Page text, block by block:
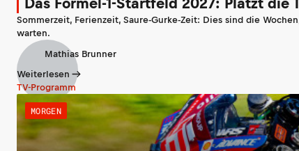
Sommerzeit, Ferienzeit, Saure-Gurke-Zeit: Dies sind die
warten.
Mathias Brunner
Weiterlesen
TV-Programm
MORGEN